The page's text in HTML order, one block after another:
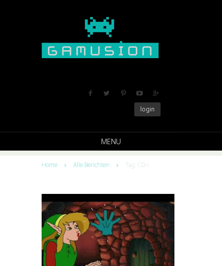
login
MENU
Home Alle Berichten Tag: CD-i